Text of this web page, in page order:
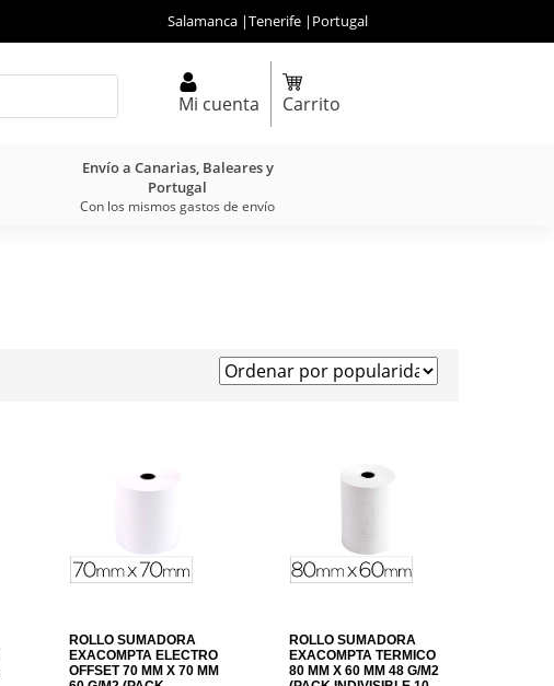
Salamanca |Tenerife | Portugal
Mi cuenta Carrito
Envío a Canarias, Baleares y
Portugal
Con los mismos gastos de envío
ROLLO SUMADORA
EXACOMPTA ELECTRO
OFFSET 70 MM X 70 MM
ROLLO SUMADORA
EXACOMPTA TERMICO
80 MM X 60 MM 48 G/M2